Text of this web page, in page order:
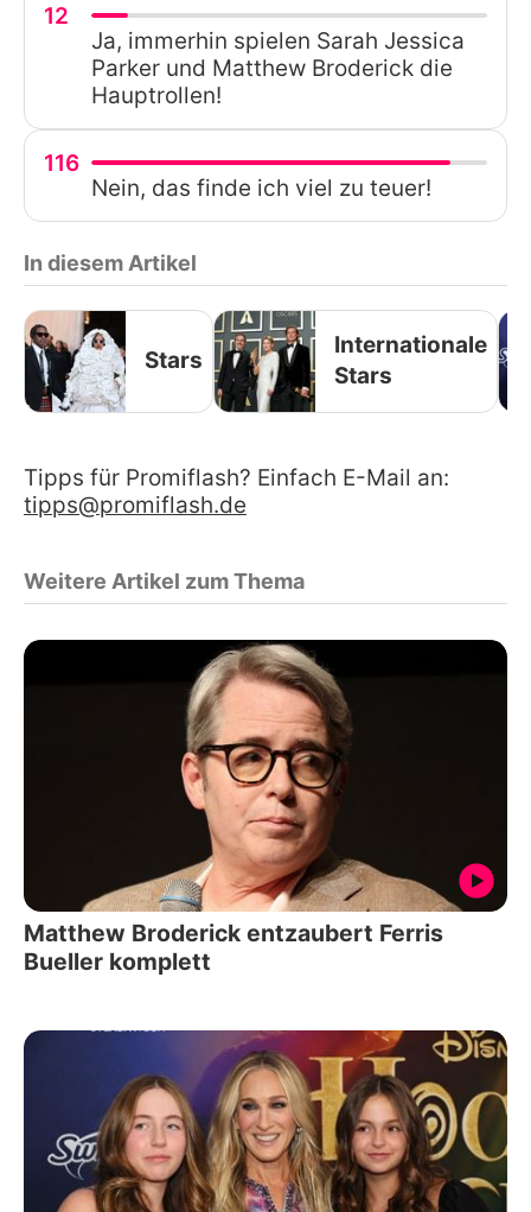
12
Ja, immerhin spielen Sarah Jessica
Parker und Matthew Broderick die
Hauptrollen!
116
Nein, das finde ich viel zu teuer!
In diesem Artikel
Stars
Internationale
Stars
Tipps für Promiflash? Einfach E-Mail an:
tipps@promiflash.de
Weitere Artikel zum Thema
Matthew Broderick entzaubert Ferris
Bueller komplett